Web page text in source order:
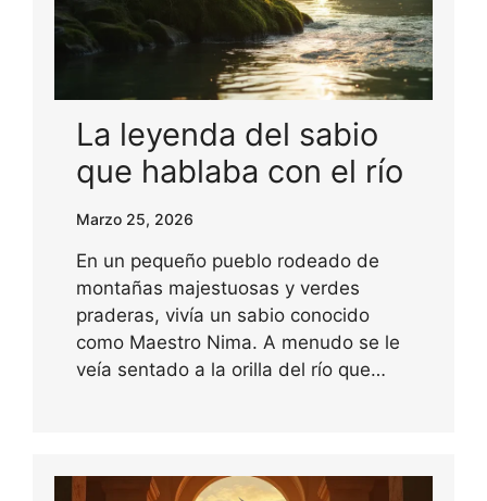
La leyenda del sabio
que hablaba con el río
Marzo 25, 2026
En un pequeño pueblo rodeado de
montañas majestuosas y verdes
praderas, vivía un sabio conocido
como Maestro Nima. A menudo se le
veía sentado a la orilla del río que…